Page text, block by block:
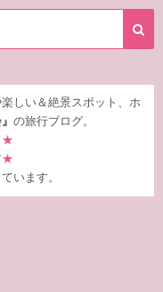
しい＆絶景スポット、ホ
の旅行ブログ。
★
★
います。